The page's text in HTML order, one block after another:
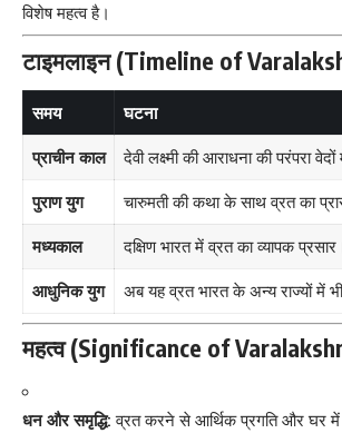
विशेष महत्व है।
टाइमलाइन (Timeline of
समय घटना
प्राचीन काल देवी लक्ष्मी की आराधना की परंपरा वेदों
पुराण युग चारुमती की कथा के साथ व्रत का
मध्यकाल दक्षिण भारत में व्रत का व्यापक
आधुनिक युग अब यह व्रत भारत के अन्य राज्यों में भी
महत्व (Significance of
धन और समृद्धि: व्रत करने से आर्थिक प्रगति और घर में